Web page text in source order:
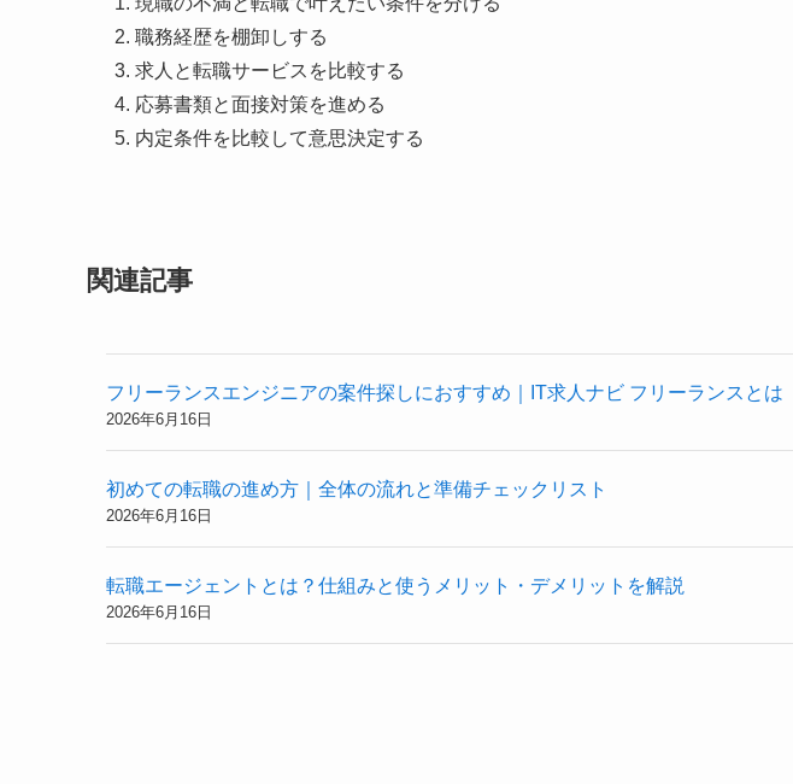
職務経歴を棚卸しする
求人と転職サービスを比較する
応募書類と面接対策を進める
内定条件を比較して意思決定する
関連記事
フリーランスエンジニアの案件探しにおすすめ｜IT求人ナビ フリーランスとは
2026年6月16日
初めての転職の進め方｜全体の流れと準備チェックリスト
2026年6月16日
転職エージェントとは？仕組みと使うメリット・デメリットを解説
2026年6月16日